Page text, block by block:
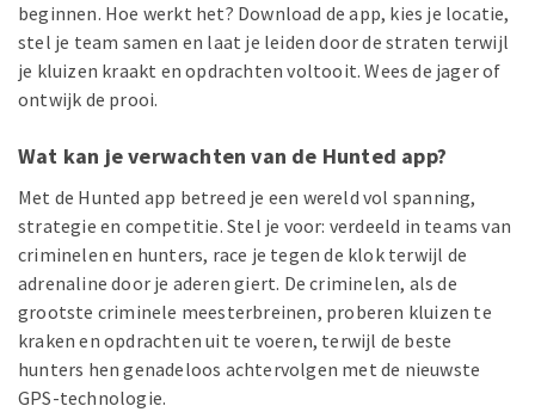
beginnen. Hoe werkt het? Download de app, kies je locatie,
stel je team samen en laat je leiden door de straten terwijl
je kluizen kraakt en opdrachten voltooit. Wees de jager of
ontwijk de prooi.
Wat kan je verwachten van de Hunted app?
Met de Hunted app betreed je een wereld vol spanning,
strategie en competitie. Stel je voor: verdeeld in teams van
criminelen en hunters, race je tegen de klok terwijl de
adrenaline door je aderen giert. De criminelen, als de
grootste criminele meesterbreinen, proberen kluizen te
kraken en opdrachten uit te voeren, terwijl de beste
hunters hen genadeloos achtervolgen met de nieuwste
GPS-technologie.